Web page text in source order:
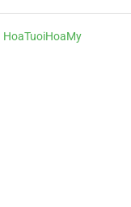
HoaTuoiHoaMy